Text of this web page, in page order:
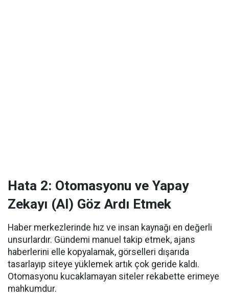
Hata 2: Otomasyonu ve Yapay
Zekayı (AI) Göz Ardı Etmek
Haber merkezlerinde hız ve insan kaynağı en değerli
unsurlardır. Gündemi manuel takip etmek, ajans
haberlerini elle kopyalamak, görselleri dışarıda
tasarlayıp siteye yüklemek artık çok geride kaldı.
Otomasyonu kucaklamayan siteler rekabette erimeye
mahkumdur.